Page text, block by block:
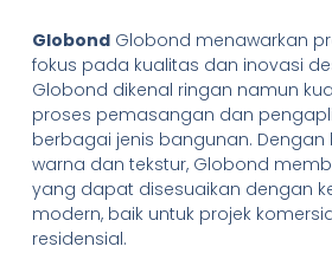
GlobondGlobond menawarkan
fokus pada kualitas dan inovasi
Globond dikenal ringan namun
proses pemasangan dan
berbagai jenis bangunan.
warna dan tekstur, Globond
yang dapat disesuaikan dengan
modern, baik untuk projek
residensial.